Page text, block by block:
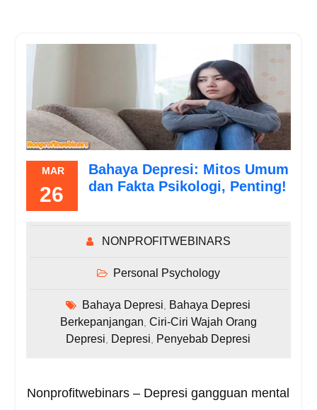
MAR
26
Bahaya Depresi: Mitos Umum
dan Fakta Psikologi, Penting!
NONPROFITWEBINARS
Personal Psychology
Bahaya Depresi
Bahaya Depresi
Berkepanjangan Ciri-Ciri Wajah Orang
Depresi
Depresi Penyebab Depresi
Nonprofitwebinars – Depresi gangguan mental